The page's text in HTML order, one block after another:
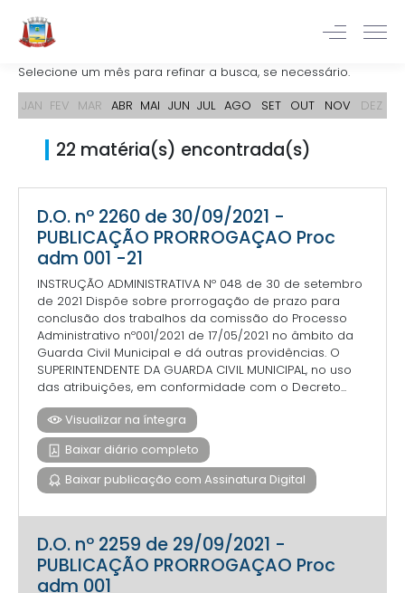
Selecione um mês para refinar a busca, se necessário.
JAN FEV MAR ABR MAI JUN JUL AGO SET OUT NOV DEZ
22 matéria(s) encontrada(s)
D.O. nº 2260 de 30/09/2021 -
PUBLICAÇÃO PRORROGAÇAO Proc
adm 001 -21
INSTRUÇÃO ADMINISTRATIVA Nº 048 de 30 de setembro
de 2021 Dispõe sobre prorrogação de prazo para
conclusão dos trabalhos da comissão do Processo
Administrativo nº001/2021 de 17/05/2021 no âmbito da
Guarda Civil Municipal e dá outras providências. O
SUPERINTENDENTE DA GUARDA CIVIL MUNICIPAL, no uso
das atribuições, em conformidade com o Decreto...
Visualizar na íntegra
Baixar diário completo
Baixar publicação com Assinatura Digital
D.O. nº 2259 de 29/09/2021 -
PUBLICAÇÃO PRORROGAÇAO Proc
adm 001